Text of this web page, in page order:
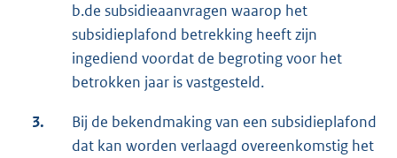
b.de subsidieaanvragen waarop het
subsidieplafond betrekking heeft zijn
ingediend voordat de begroting voor het
betrokken jaar is vastgesteld.
3.
Bij de bekendmaking van een subsidieplafond
dat kan worden verlaagd overeenkomstig het